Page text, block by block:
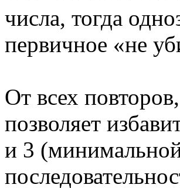
числа, тогда
первичное «не
От всех
позволяет
и 3